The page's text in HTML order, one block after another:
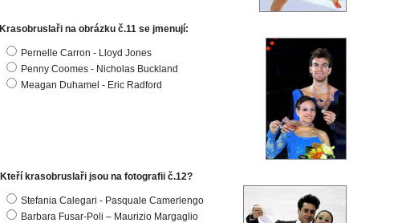
Krasobruslaři na obrázku č.11 se jmenují:
Pernelle Carron - Lloyd Jones
Penny Coomes - Nicholas Buckland
Meagan Duhamel - Eric Radford
Kteří krasobruslaři jsou na fotografii č.12?
Stefania Calegari - Pasquale Camerlengo
Barbara Fusar-Poli – Maurizio Margaglio